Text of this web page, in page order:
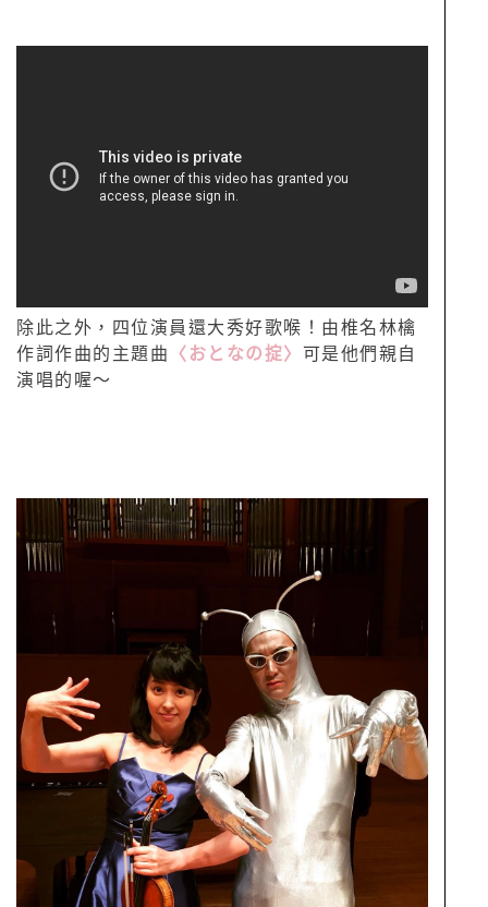
除此之外，四位演員還大秀好歌喉！由椎名林檎
作詞作曲的主題曲
〈おとなの掟〉
可是他們親自
演唱的喔～